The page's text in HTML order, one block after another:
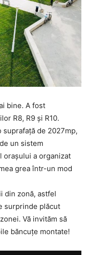
bine. A fost
R8, R9 și R10.
de 2027mp,
un sistem
orașului a organizat
grea într-un mod
din zonă, astfel
surprinde plăcut
Vă invităm să
băncuțe montate!